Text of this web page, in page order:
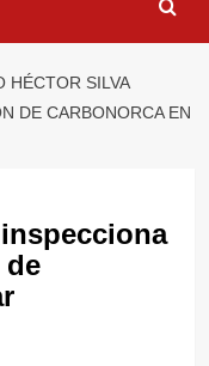
HÉCTOR SILVA
DE CARBONORCA EN